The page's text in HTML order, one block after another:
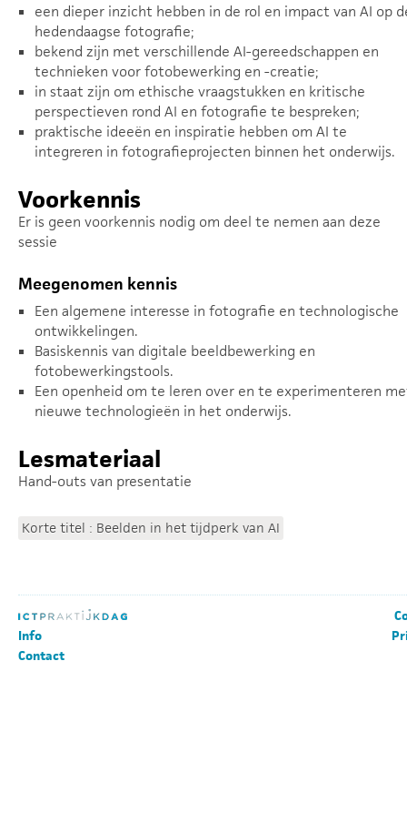
een dieper inzicht hebben in de rol en impact van AI op
hedendaagse fotografie;
bekend zijn met verschillende AI-gereedschappen en
technieken voor fotobewerking en -creatie;
in staat zijn om ethische vraagstukken en kritische
perspectieven rond AI en fotografie te bespreken;
praktische ideeën en inspiratie hebben om AI te
integreren in fotografieprojecten binnen het onderwijs.
Voorkennis
Er is geen voorkennis nodig om deel te nemen aan deze
sessie
Meegenomen kennis
Een algemene interesse in fotografie en technologische
ontwikkelingen.
Basiskennis van digitale beeldbewerking en
fotobewerkingstools.
Een openheid om te leren over en te experimenteren
nieuwe technologieën in het onderwijs.
Lesmateriaal
Hand-outs van presentatie
Korte titel : Beelden in het tijdperk van AI
Info
Contact